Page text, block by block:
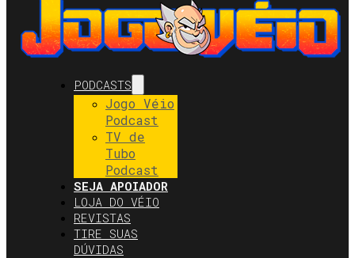
PODCASTS
Jogo Véio
Podcast
TV de
Tubo
Podcast
SEJA APOIADOR
LOJA DO VÉIO
REVISTAS
TIRE SUAS
DÚVIDAS